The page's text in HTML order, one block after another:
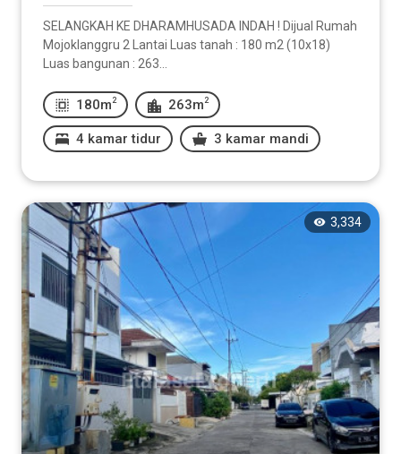
SELANGKAH KE DHARAMHUSADA INDAH ! Dijual Rumah
Mojoklanggru 2 Lantai Luas tanah : 180 m2 (10x18)
Luas bangunan : 263...
180m 2 263m 2
4 kamar tidur 3 kamar mandi
3,334